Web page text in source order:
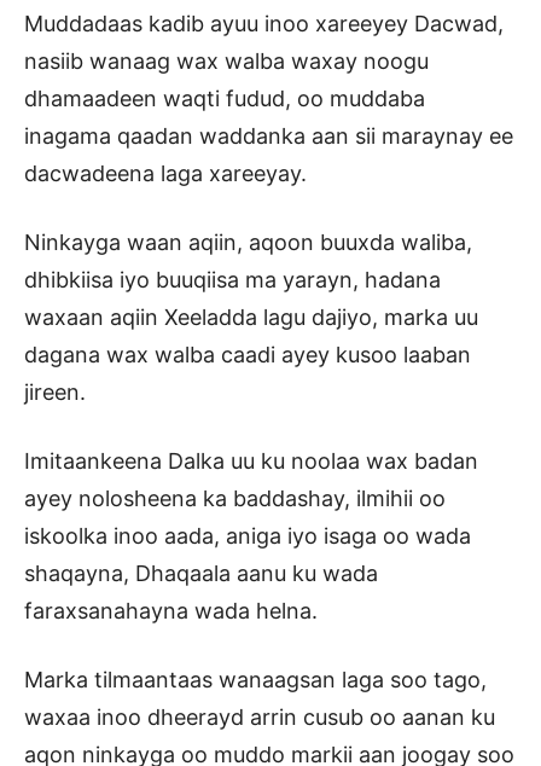
Muddadaas kadib ayuu inoo xareeyey Dacwad,
nasiib wanaag wax walba waxay noogu
dhamaadeen waqti fudud, oo muddaba
inagama qaadan waddanka aan sii maraynay ee
dacwadeena laga xareeyay.
Ninkayga waan aqiin, aqoon buuxda waliba,
dhibkiisa iyo buuqiisa ma yarayn, hadana
waxaan aqiin Xeeladda lagu dajiyo, marka uu
dagana wax walba caadi ayey kusoo laaban
jireen.
Imitaankeena Dalka uu ku noolaa wax badan
ayey nolosheena ka baddashay, ilmihii oo
iskoolka inoo aada, aniga iyo isaga oo wada
shaqayna, Dhaqaala aanu ku wada
faraxsanahayna wada helna.
Marka tilmaantaas wanaagsan laga soo tago,
waxaa inoo dheerayd arrin cusub oo aanan ku
aqon ninkayga oo muddo markii aan joogay soo